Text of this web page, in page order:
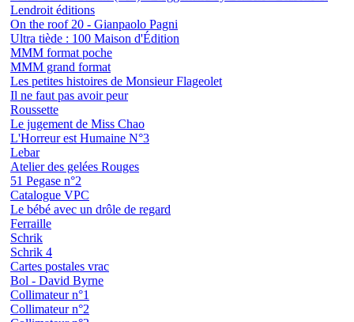
Lendroit éditions
On the roof 20 - Gianpaolo Pagni
Ultra tiède : 100 Maison d'Édition
MMM format poche
MMM grand format
Les petites histoires de Monsieur Flageolet
Il ne faut pas avoir peur
Roussette
Le jugement de Miss Chao
L'Horreur est Humaine N°3
Lebar
Atelier des gelées Rouges
51 Pegase n°2
Catalogue VPC
Le bébé avec un drôle de regard
Ferraille
Schrik
Schrik 4
Cartes postales vrac
Bol - David Byrne
Collimateur n°1
Collimateur n°2